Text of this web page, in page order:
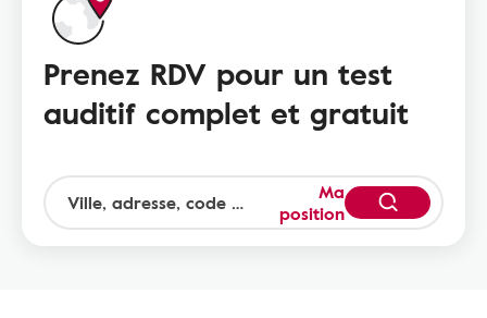
Prenez RDV pour un test
auditif complet et gratuit
Ma
position